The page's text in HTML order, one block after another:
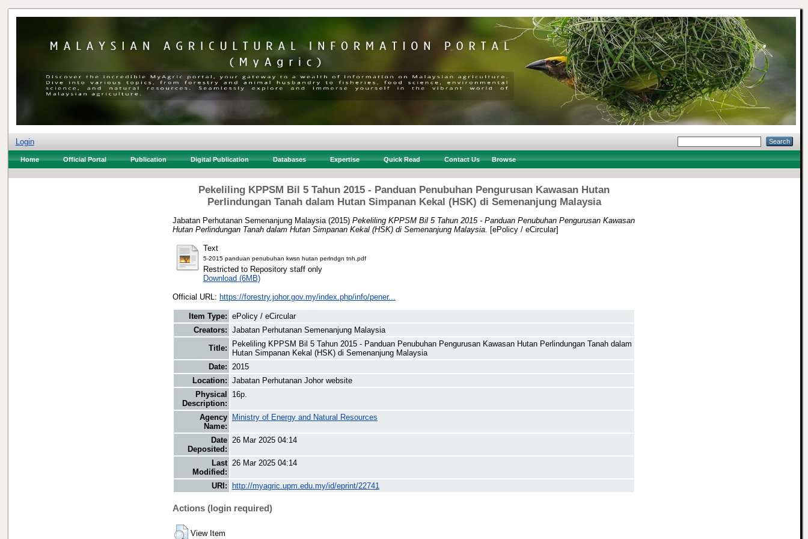
Login
Home Official Portal Publication Digital Publication Databases Expertise Quick Read Contact Us Browse
Pekeliling KPPSM Bil 5 Tahun 2015 - Panduan Penubuhan Pengurusan Kawasan Hutan
Perlindungan Tanah dalam Hutan Simpanan Kekal (HSK) di Semenanjung Malaysia
Jabatan Perhutanan Semenanjung Malaysia (2015) Pekeliling KPPSM Bil 5 Tahun 2015 - Panduan Penubuhan Pengurusan Kawasan
Hutan Perlindungan Tanah dalam Hutan Simpanan Kekal (HSK) di Semenanjung Malaysia.
[ePolicy / eCircular]
Text
5-2015 panduan penubuhan kwsn hutan perlndgn tnh.pdf
Restricted to Repository staff only
Download (6MB)
Official URL: https://forestry.johor.gov.my/index.php/info/pener...
Item Type: ePolicy / eCircular
Creators: Jabatan Perhutanan Semenanjung Malaysia
Title:
Pekeliling KPPSM Bil 5 Tahun 2015 - Panduan Penubuhan Pengurusan Kawasan Hutan Perlindungan Tanah dalam
Hutan Simpanan Kekal (HSK) di Semenanjung Malaysia
Date: 2015
Location: Jabatan Perhutanan Johor website
Physical
Description:
16p.
Agency
Name:
Ministry of Energy and Natural Resources
Date
Deposited:
26 Mar 2025 04:14
Last
Modified:
26 Mar 2025 04:14
URI: http://myagric.upm.edu.my/id/eprint/22741
Actions (login required)
View Item